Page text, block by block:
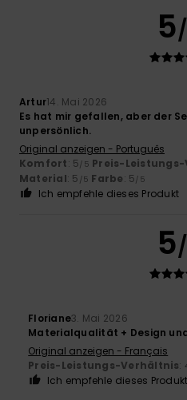
5
Artur14. Mai 2026
Es hat mir gefallen, aber der
unpersönlich.
Original anzeigen - Português
Komfort: 5/5 Preis-
Material: 5 /5 Farbe: 5/5
Ich empfehle dieses Produkt
5
Floriane3. Mai 2026
Materialqualität + Design
Original anzeigen - Français
Preis-Leistungs-Verhältnis:
Ich empfehle dieses Produkt